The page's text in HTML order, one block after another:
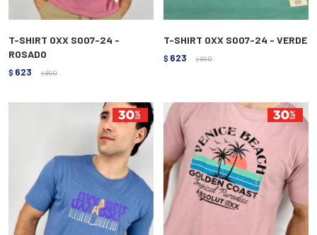
T-SHIRT OXX S007-24 -
ROSADO
$ 623 $ 890
T-SHIRT OXX S007-24 - VERDE
$ 623 $ 890